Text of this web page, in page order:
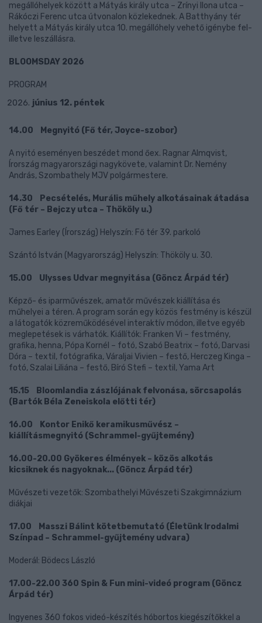
megállóhelyek között a Mátyás király utca – Zrínyi Ilona utca –
Rákóczi Ferenc utca útvonalon közlekednek. A Batthyány tér
helyett a Mátyás király utca 10. megállóhely vehető igénybe fel-
illetve leszállásra.
BLOOMSDAY 2026
PROGRAM
június 12. péntek
14.00 Megnyitó (Fő tér, Joyce-szobor)
A nyitó eseményen beszédet mond őex. Ragnar Almqvist,
Írország magyarországi nagykövete, valamint Dr. Nemény
András, Szombathely MJV polgármestere.
14.30 Pecsételés, Murális műhely alkotásainak átadása
(Fő tér – Bejczy utca – Thököly u.)
James Earley (Írország) Helyszín: Fő tér 39. parkoló
Szántó István (Magyarország) Helyszín: Thököly u. 30.
15.00 Ulysses Udvar megnyitása (Göncz Árpád tér)
Képző- és iparművészek, amatőr művészek kiállítása és
műhelyei a téren. A program során egy közös festmény is készül
a látogatók közreműködésével interaktív módon, illetve egyéb
meglepetések is várhatók. Kiállítók: Franken Vi – festmény,
grafika, henna, Pópa Kornél – fotó, Szabó Beatrix – fotó, Darvasi
Dóra – textil, fotógrafika, Váraljai Vivien – festő, Herczeg Kinga –
fotó, Szalai Liliána – festő, Bíró Stefi – textil, Yama Art
15.15 Bloomlandia zászlójának felvonása, sörcsapolás
(Bartók Béla Zeneiskola előtti tér)
16.00 Kontor Enikő keramikusművész –
kiállításmegnyitó (Schrammel-gyűjtemény)
16.00-20.00 Gyökeres élmények – közös alkotás
kicsiknek és nagyoknak... (Göncz Árpád tér)
Művészeti vezetők: Szombathelyi Művészeti Szakgimnázium
diákjai
17.00 Masszi Bálint kötetbemutató (Életünk Irodalmi
Színpad – Schrammel-gyűjtemény udvara)
Moderál: Bödecs László
17.00-22.00 360 Spin & Fun mini-videó program (Göncz
Árpád tér)
Ingyenes 360 fokos videó-készítés hóbortos kiegészítőkkel a